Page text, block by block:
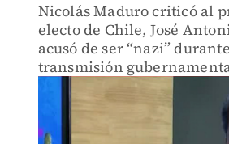
Nicolás Maduro criticó al
electo de Chile, José
acusó de ser “nazi”
transmisión